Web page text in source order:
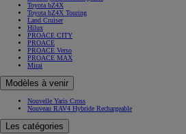
Toyota bZ4X
Toyota bZ4X Touring
Land Cruiser
Hilux
PROACE CITY
PROACE
PROACE Verso
PROACE MAX
Mirai
Modèles à venir
Nouvelle Yaris Cross
Nouveau RAV4 Hybride Rechargeable
Les catégories